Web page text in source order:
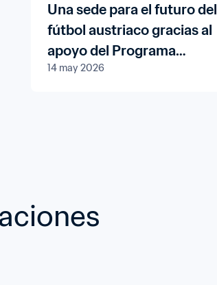
Una sede para el futuro del
fútbol austriaco gracias al
apoyo del Programa
Forward de la FIFA
14 may 2026